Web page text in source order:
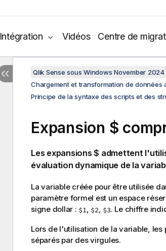
Intégration Vidéos Centre de
Qlik Sense sous Windows November 2024
Chargement et transformation de données
Principe de la syntaxe des scripts et des
Expansion $
Les expansions $ admettent
évaluation dynamique de la
La variable créée pour être utilisée
paramètre formel est un espace
signe dollar : $1 , $2, $3. Le chiffre
Lors de l'utilisation de la variable,
séparés par des virgules.